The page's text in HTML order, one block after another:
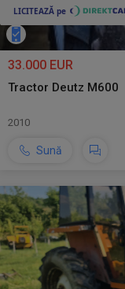
33.000 EUR
Tractor Deutz M600
2010
Sună